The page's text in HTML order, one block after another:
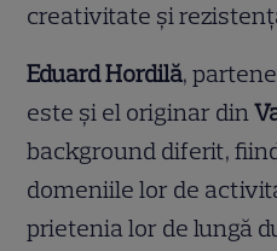
creativitate și
Eduard Hordilă,
este și el originar din
background diferit,
domeniile lor de
prietenia lor de lungă